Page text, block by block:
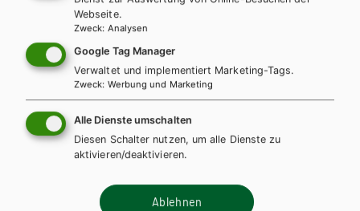
ENGLISCH
Best Shots 2
Auf dieser Seite finden Sie kostenlose Unterrichtsmaterialien zu
unseren Schulbüchern.
INHALTE FÜR LEHRER/INNEN
Für diese Inhalte müssen Sie mit einem
registriert sein.
Webseite.
Zweck: Analysen
Google Tag Manager
Verwaltet und implementiert Marketing-Tags.
Zweck: Werbung und Marketing
Alle Dienste umschalten
Diesen Schalter nutzen, um alle Dienste zu
aktivieren/deaktivieren.
Ablehnen